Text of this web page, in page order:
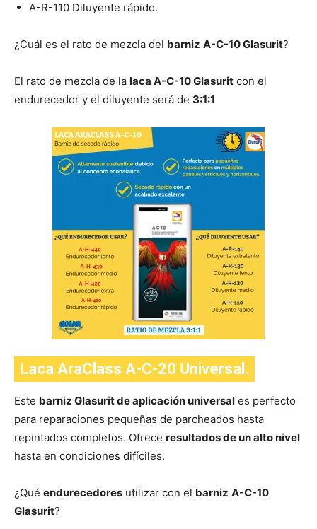
A-R-110 Diluyente rápido.
¿Cuál es el rato de mezcla del barniz A-C-10 Glasurit?
El rato de mezcla de la laca A-C-10 Glasurit con el
endurecedor y el diluyente será de 3:1:1
Laca AraClass A-C-20 Universal.
Este barniz Glasurit de aplicación universal es perfecto
para reparaciones pequeñas de parcheados hasta
repintados completos. Ofrece resultados de un alto nivel
hasta en condiciones difíciles.
¿Qué endurecedores utilizar con el barniz A-C-10
Glasurit?